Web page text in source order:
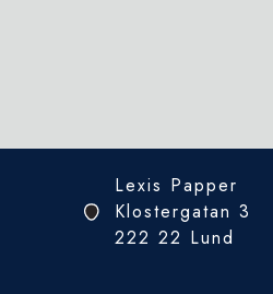
Lexis Papper
Klostergatan 3
222 22 Lund